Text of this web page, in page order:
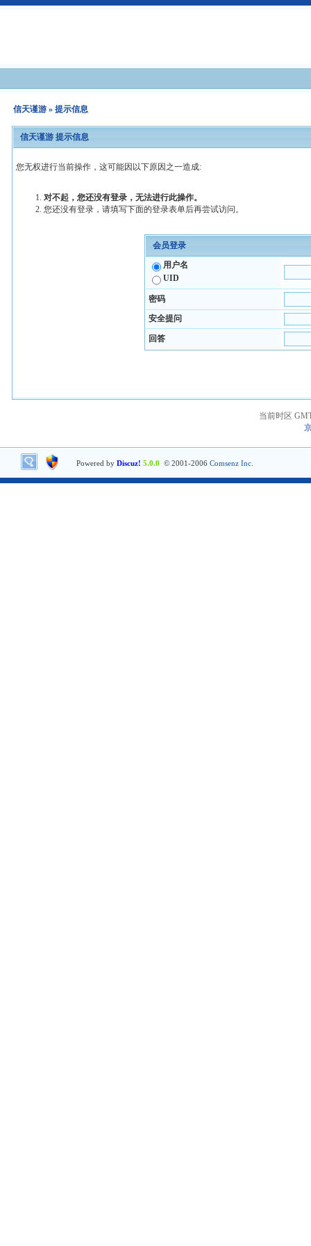
信天谨游 » 提示信息
信天谨游 提示信息
您无权进行当前操作，这可能因以下原因之一造成:
对不起，您还没有登录，无法进行此操作。
您还没有登录，请填写下面的登录表单后再尝试访问。
会员登录
用户名
UID
密码
安全提问
回答
当前时区
Powered by Discuz! 5.0.0 © 2001-2006 Comsenz Inc.